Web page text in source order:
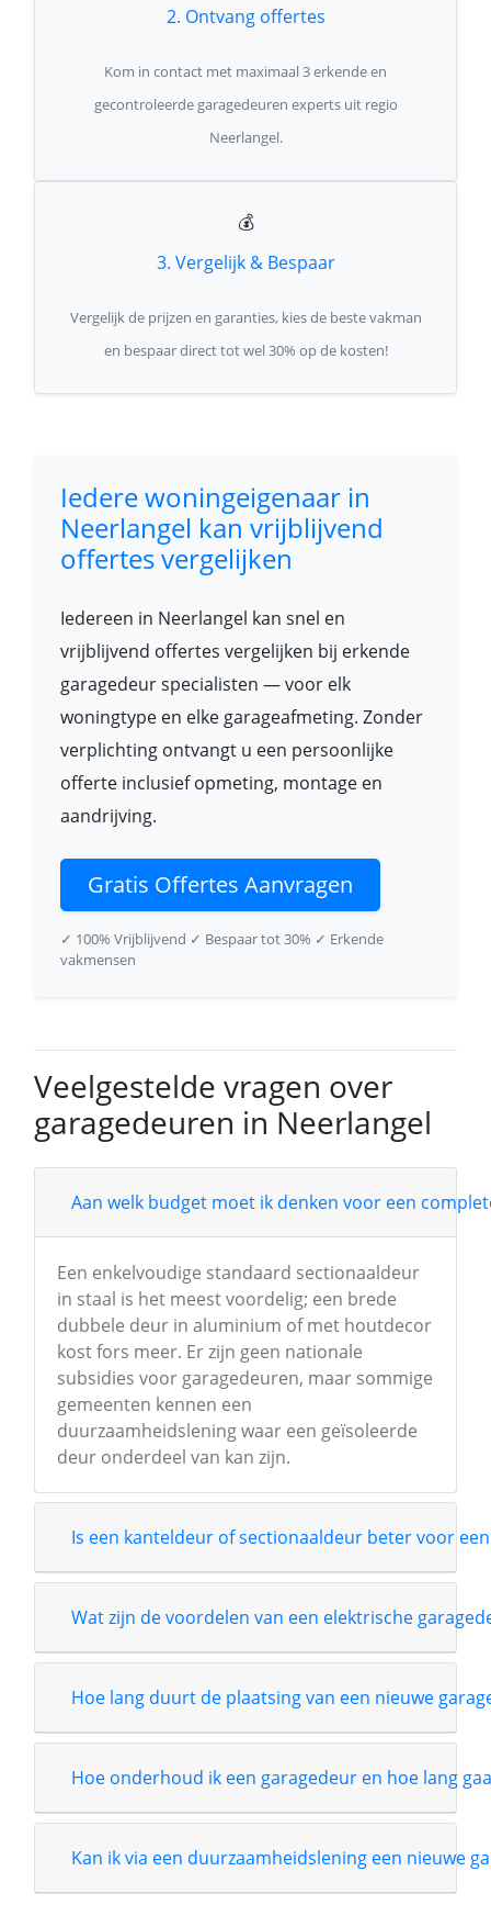
2. Ontvang offertes
Kom in contact met maximaal 3 erkende en
gecontroleerde garagedeuren experts uit regio
Neerlangel.
💰
3. Vergelijk & Bespaar
Vergelijk de prijzen en garanties, kies de beste vakman
en bespaar direct tot wel 30% op de kosten!
Iedere woningeigenaar in
Neerlangel kan vrijblijvend
offertes vergelijken
Iedereen in Neerlangel kan snel en
vrijblijvend offertes vergelijken bij erkende
garagedeur specialisten — voor elk
woningtype en elke garageafmeting. Zonder
verplichting ontvangt u een persoonlijke
offerte inclusief opmeting, montage en
aandrijving.
Gratis Offertes Aanvragen
✓ 100% Vrijblijvend ✓ Bespaar tot 30% ✓ Erkende
vakmensen
Veelgestelde vragen over
garagedeuren in Neerlangel
Aan welk budget moet ik denken voor een
Een enkelvoudige standaard sectionaaldeur
in staal is het meest voordelig; een brede
dubbele deur in aluminium of met houtdecor
kost fors meer. Er zijn geen nationale
subsidies voor garagedeuren, maar sommige
gemeenten kennen een
duurzaamheidslening waar een geïsoleerde
deur onderdeel van kan zijn.
Is een kanteldeur of sectionaaldeur beter voor
Wat zijn de voordelen van een elektrische
Hoe lang duurt de plaatsing van een nieuwe
Hoe onderhoud ik een garagedeur en hoe lang
Kan ik via een duurzaamheidslening een nieuwe